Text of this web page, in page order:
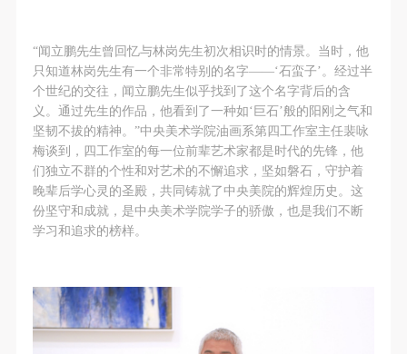
“闻立鹏先生曾回忆与林岗先生初次相识时的情景。当时，他
只知道林岗先生有一个非常特别的名字——‘石蛮子’。经过半
个世纪的交往，闻立鹏先生似乎找到了这个名字背后的含
义。通过先生的作品，他看到了一种如‘巨石’般的阳刚之气和
坚韧不拔的精神。”中央美术学院油画系第四工作室主任裴咏
梅谈到，四工作室的每一位前辈艺术家都是时代的先锋，他
们独立不群的个性和对艺术的不懈追求，坚如磐石，守护着
晚辈后学心灵的圣殿，共同铸就了中央美院的辉煌历史。这
份坚守和成就，是中央美术学院学子的骄傲，也是我们不断
学习和追求的榜样。